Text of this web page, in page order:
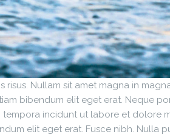
Nullam sit amet magna in
bibendum elit eget erat. Neque
incidunt ut labore et dolore
elit eget erat. Fusce nibh. Nulla